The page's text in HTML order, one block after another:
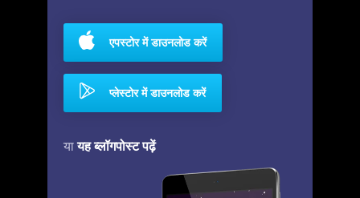
एपस्टोर में डाउनलोड करें
प्लेस्टोर में डाउनलोड करें
यायह ब्लॉगपोस्ट पढ़ें